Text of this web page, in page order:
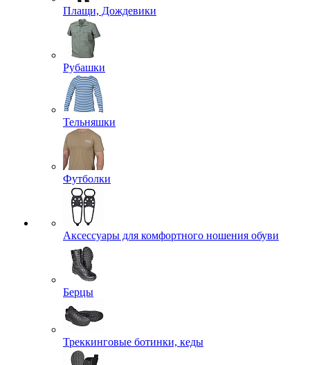
Плащи, Дождевики
Рубашки
Тельняшки
Футболки
Аксессуары для комфортного ношения обуви
Берцы
Треккинговые ботинки, кеды